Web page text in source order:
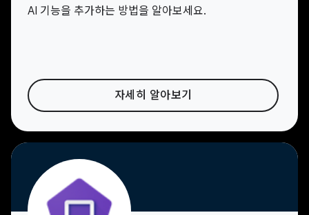
AI 기능을 추가하는 방법을 알아보세요.
자세히 알아보기